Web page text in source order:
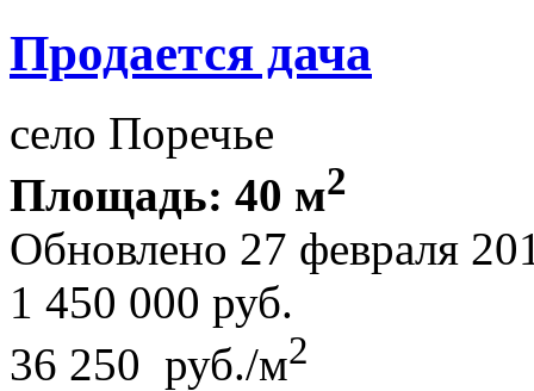
Продается дача
село Поречье
Площадь: 40 м2
Обновлено 27 февраля
1 450 000 руб.
36 250 руб./м2